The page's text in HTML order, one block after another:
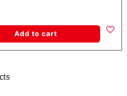
Add to cart